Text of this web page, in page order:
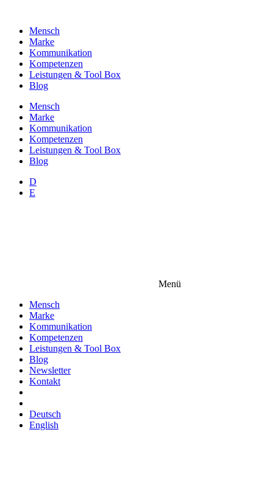
wechselnMensch
Marke
Kommunikation
Kompetenzen
Leistungen & Tool Box
Blog
Mensch
Marke
Kommunikation
Kompetenzen
Leistungen & Tool Box
Blog
D
E
Menü
Mensch
Marke
Kommunikation
Kompetenzen
Leistungen & Tool Box
Blog
Newsletter
Kontakt
Deutsch
English